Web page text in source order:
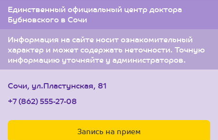
Единственный официальный центр доктора
Бубновского в Сочи
Информация на сайте носит ознакомительный
характер и может содержать неточности. Точную
информацию уточняйте у администраторов.
Сочи, ул.Пластунская, 81
+7 (862) 555-27-08
Запись на прием